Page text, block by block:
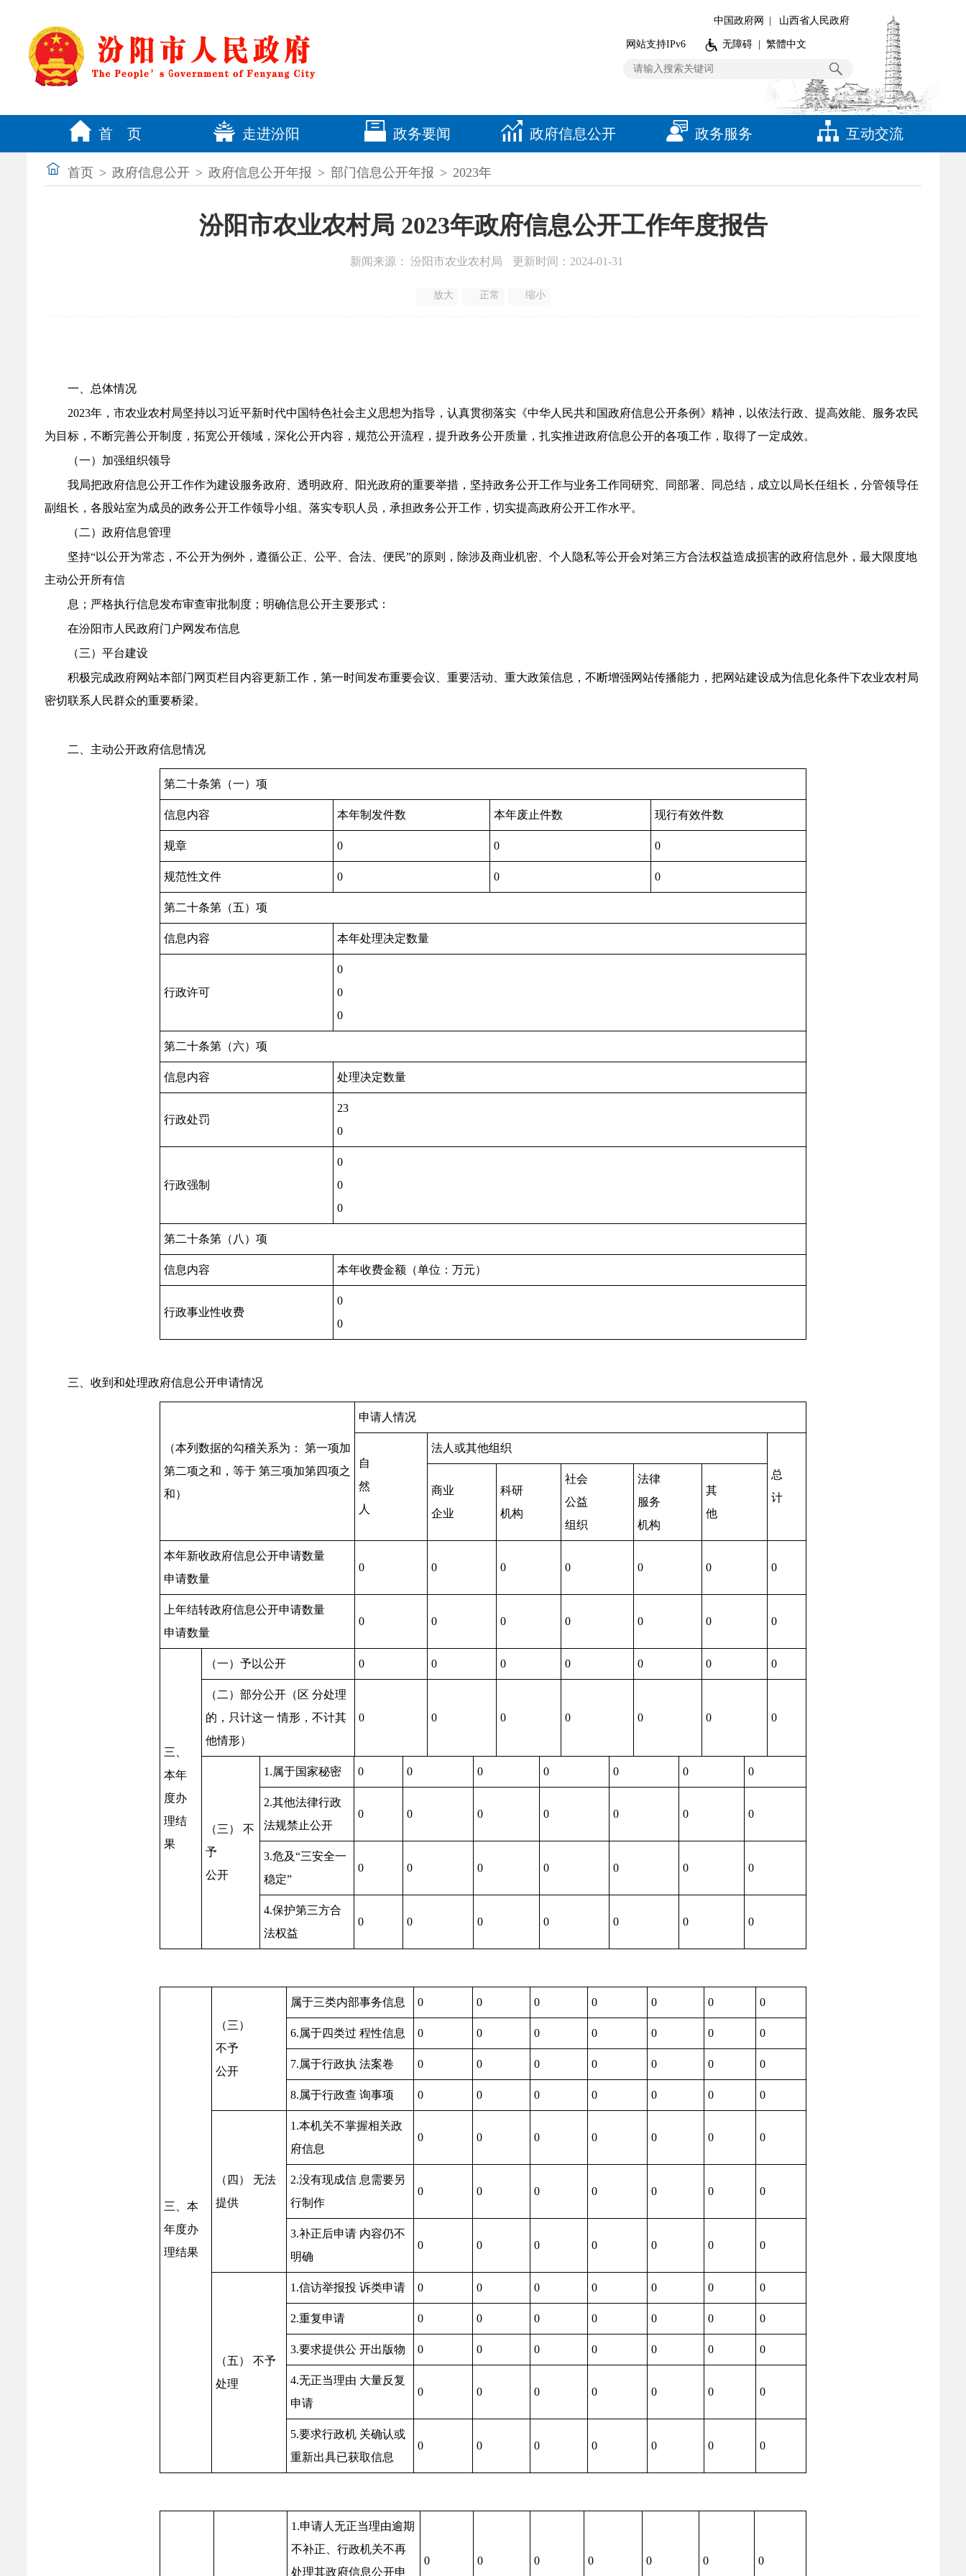
中国政府网 山西省人民政府
网站支持IPv6 无障碍 繁體中文
首 页 走进汾阳 政务要闻 政府信息公开 政务服务 互动交流
首页 > 政府信息公开 > 政府信息公开年报 > 部门信息公开年报 > 2023年
汾阳市农业农村局 2023年政府信息公开工作年度报告
新闻来源： 汾阳市农业农村局 更新时间：2024-01-31
放大 正常 缩小
一、总体情况
2023年，市农业农村局坚持以习近平新时代中国特色社会主义思想为指导，认真贯彻落实《中华人民共和国政府信息公开条例》精神，以依法行政、提高效能、服务农民
为目标，不断完善公开制度，拓宽公开领域，深化公开内容，规范公开流程，提升政务公开质量，扎实推进政府信息公开的各项工作，取得了一定成效。
（一）加强组织领导
我局把政府信息公开工作作为建设服务政府、透明政府、阳光政府的重要举措，坚持政务公开工作与业务工作同研究、同部署、同总结，成立以局长任组长，分管领导任
副组长，各股站室为成员的政务公开工作领导小组。落实专职人员，承担政务公开工作，切实提高政府公开工作水平。
（二）政府信息管理
坚持“以公开为常态，不公开为例外，遵循公正、公平、合法、便民”的原则，除涉及商业机密、个人隐私等公开会对第三方合法权益造成损害的政府信息外，最大限度地
主动公开所有信
息；严格执行信息发布审查审批制度；明确信息公开主要形式：
在汾阳市人民政府门户网发布信息
（三）平台建设
积极完成政府网站本部门网页栏目内容更新工作，第一时间发布重要会议、重要活动、重大政策信息，不断增强网站传播能力，把网站建设成为信息化条件下农业农村局
密切联系人民群众的重要桥梁。
二、主动公开政府信息情况
第二十条第（一）项
信息内容 本年制发件数 本年废止件数 现行有效件数
规章 0 0 0
规范性文件 0 0 0
第二十条第（五）项
信息内容 本年处理决定数量
行政许可
0
0
0
第二十条第（六）项
信息内容 处理决定数量
行政处罚
23
0
行政强制
0
0
0
第二十条第（八）项
信息内容 本年收费金额（单位：万元）
行政事业性收费
0
0
三、收到和处理政府信息公开申请情况
（本列数据的勾稽关系为： 第一项加
第二项之和，等于 第三项加第四项之
和）
申请人情况
自
然
人
法人或其他组织
总
计
商业
企业
科研
机构
社会
公益
组织
法律
服务
机构
其
他
本年新收政府信息公开申请数量
申请数量
0 0 0 0 0 0 0
上年结转政府信息公开申请数量
申请数量
0 0 0 0 0 0 0
三、
本年
度办
理结
果
（一）予以公开 0 0 0 0 0 0 0
（二）部分公开（区 分处理
的，只计这一 情形，不计其
他情形）
0 0 0 0 0 0 0
（三） 不
予
公开
1.属于国家秘密 0 0 0 0 0 0 0
2.其他法律行政
法规禁止公开
0 0 0 0 0 0 0
3.危及“三安全一
稳定”
0 0 0 0 0 0 0
4.保护第三方合
法权益
0 0 0 0 0 0 0
三、本
年度办
理结果
（三）
不予
公开
属于三类内部事务信息 0 0 0 0 0 0 0
6.属于四类过 程性信息 0 0 0 0 0 0 0
7.属于行政执 法案卷 0 0 0 0 0 0 0
8.属于行政查 询事项 0 0 0 0 0 0 0
（四） 无法
提供
1.本机关不掌握相关政
府信息
0 0 0 0 0 0 0
2.没有现成信 息需要另
行制作
0 0 0 0 0 0 0
3.补正后申请 内容仍不
明确
0 0 0 0 0 0 0
（五） 不予
处理
1.信访举报投 诉类申请 0 0 0 0 0 0 0
2.重复申请 0 0 0 0 0 0 0
3.要求提供公 开出版物 0 0 0 0 0 0 0
4.无正当理由 大量反复
申请
0 0 0 0 0 0 0
5.要求行政机 关确认或
重新出具已获取信息
0 0 0 0 0 0 0
1.申请人无正当理由逾期
不补正、行政机关不再
处理其政府信息公开申
0 0 0 0 0 0 0